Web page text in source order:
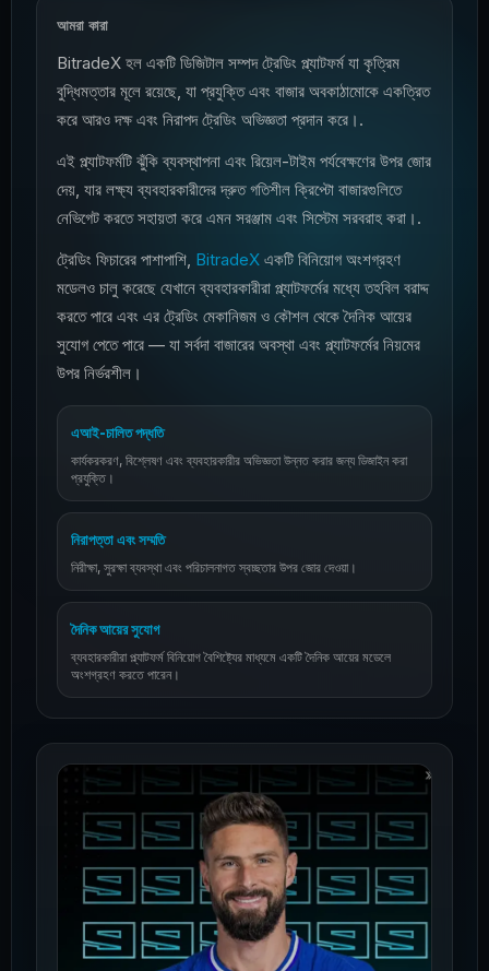
আমরা কারা
BitradeX হল একটি ডিজিটাল সম্পদ ট্রেডিং প্ল্যাটফর্ম যা কৃত্রিম
বুদ্ধিমত্তার মূলে রয়েছে, যা প্রযুক্তি এবং বাজার অবকাঠামোকে একত্রিত
করে আরও দক্ষ এবং নিরাপদ ট্রেডিং অভিজ্ঞতা প্রদান করে।.
এই প্ল্যাটফর্মটি ঝুঁকি ব্যবস্থাপনা এবং রিয়েল-টাইম পর্যবেক্ষণের উপর জোর
দেয়, যার লক্ষ্য ব্যবহারকারীদের দ্রুত গতিশীল ক্রিপ্টো বাজারগুলিতে
নেভিগেট করতে সহায়তা করে এমন সরঞ্জাম এবং সিস্টেম সরবরাহ করা।.
ট্রেডিং ফিচারের পাশাপাশি, BitradeX একটি বিনিয়োগ অংশগ্রহণ
মডেলও চালু করেছে যেখানে ব্যবহারকারীরা প্ল্যাটফর্মের মধ্যে তহবিল বরাদ্দ
করতে পারে এবং এর ট্রেডিং মেকানিজম ও কৌশল থেকে দৈনিক আয়ের
সুযোগ পেতে পারে — যা সর্বদা বাজারের অবস্থা এবং প্ল্যাটফর্মের নিয়মের
উপর নির্ভরশীল।
এআই-চালিত পদ্ধতি
কার্যকরকরণ, বিশ্লেষণ এবং ব্যবহারকারীর অভিজ্ঞতা উন্নত করার জন্য ডিজাইন করা
প্রযুক্তি।
নিরাপত্তা এবং সম্মতি
নিরীক্ষা, সুরক্ষা ব্যবস্থা এবং পরিচালনাগত স্বচ্ছতার উপর জোর দেওয়া।
দৈনিক আয়ের সুযোগ
ব্যবহারকারীরা প্ল্যাটফর্ম বিনিয়োগ বৈশিষ্ট্যের মাধ্যমে একটি দৈনিক আয়ের মডেলে
অংশগ্রহণ করতে পারেন।